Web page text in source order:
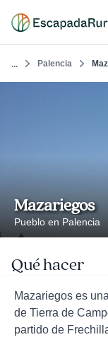
... Palencia
Mazariegos
Pueblo en Palencia
Qué hacer
Mazariegos es
de Tierra de
partido de